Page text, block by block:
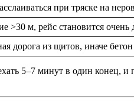
при тряске на
>30 м, рейс становится очень
дорога из щитов, иначе
5–7 минут в один конец,